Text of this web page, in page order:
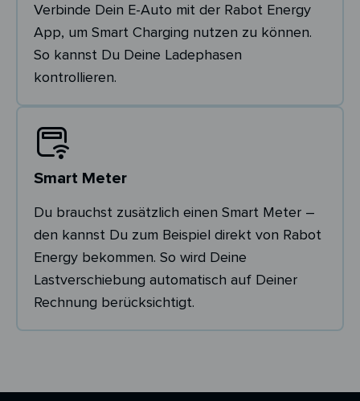
Verbinde Dein E-Auto mit der Rabot Energy
App, um Smart Charging nutzen zu können.
So kannst Du Deine Ladephasen
kontrollieren.
Smart Meter
Du brauchst zusätzlich einen Smart Meter –
den kannst Du zum Beispiel direkt von Rabot
Energy bekommen. So wird Deine
Lastverschiebung automatisch auf Deiner
Rechnung berücksichtigt.